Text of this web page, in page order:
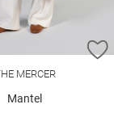
HINZUFÜGEN
MERCER
Mantel